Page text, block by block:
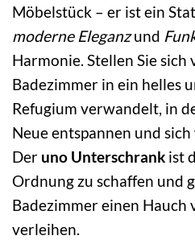
Möbelstück – er ist ein
moderne Eleganzund
Harmonie. Stellen Sie sich
Badezimmer in ein helles
Refugium verwandelt, in
Neue entspannen und
Der uno Unterschrank ist
Ordnung zu schaffen und
Badezimmer einen Hauch
verleihen.